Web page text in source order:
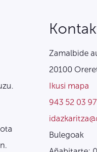
Zamalbide
20100
Ikusi mapa
943 52 03 97
Bulegoak